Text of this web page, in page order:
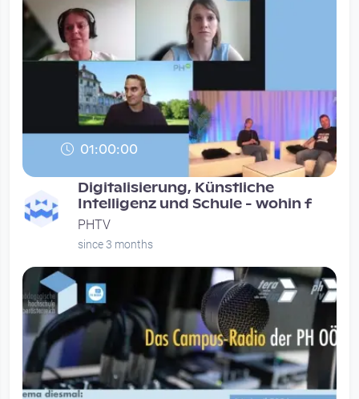
01:00:00
Digitalisierung, Künstliche
Intelligenz und Schule - wohin f
PHTV
since 3 months